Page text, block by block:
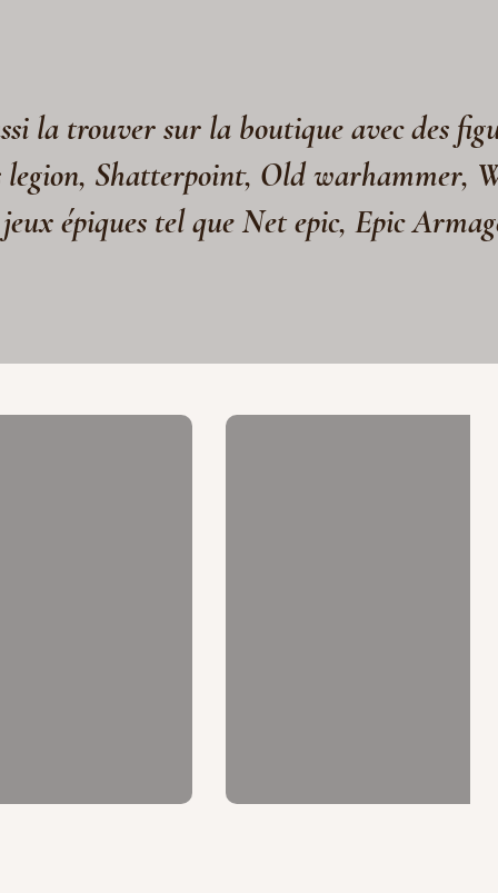
la trouver sur la boutique avec des
legion, Shatterpoint, Old warhammer,
jeux épiques tel que Net epic, Epic